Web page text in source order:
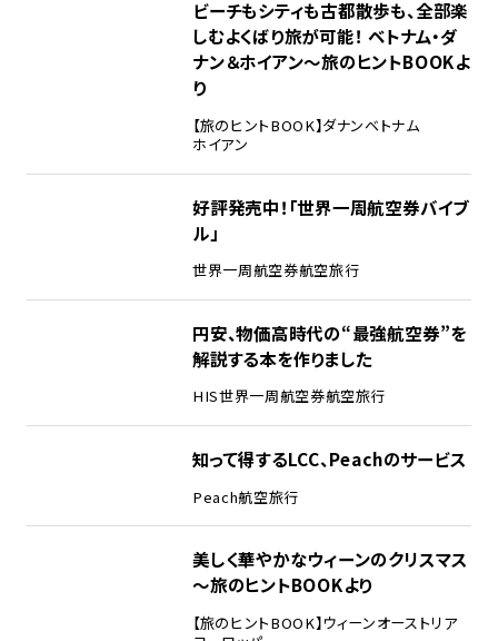
ビーチもシティも古都散歩も、全部楽
しむよくばり旅が可能！ ベトナム・ダ
ナン＆ホイアン～旅のヒントBOOKよ
り
【旅のヒントBOOK】ダナンベトナム
ホイアン
好評発売中！「世界一周航空券バイブ
ル」
世界一周航空券航空旅行
円安、物価高時代の“最強航空券”を
解説する本を作りました
HIS世界一周航空券航空旅行
知って得するLCC、Peachのサービス
Peach航空旅行
美しく華やかなウィーンのクリスマス
～旅のヒントBOOKより
【旅のヒントBOOK】ウィーンオーストリア